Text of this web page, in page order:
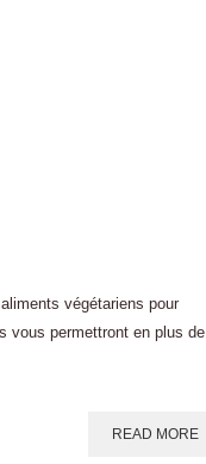
végétariens pour
vous permettront en plus de
READ MORE